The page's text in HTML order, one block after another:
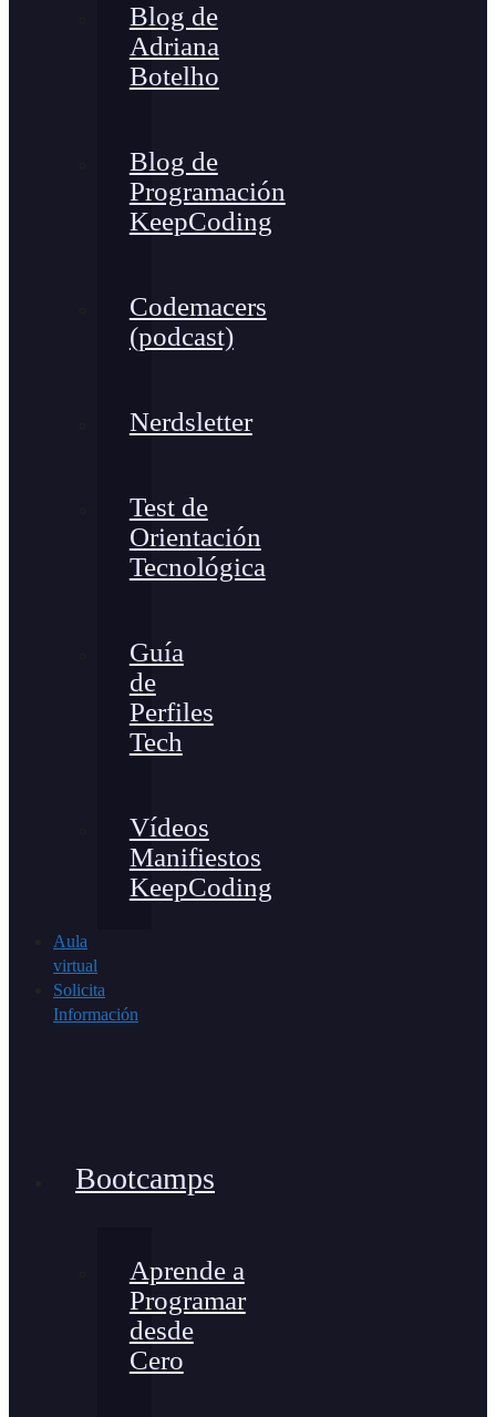
Blog de
Adriana
Botelho
Blog de
Programación
KeepCoding
Codemacers
(podcast)
Nerdsletter
Test de
Orientación
Tecnológica
Guía
de
Perfiles
Tech
Vídeos
Manifiestos
KeepCoding
Aula
virtual
Solicita
Información
Bootcamps
Aprende a
Programar
desde
Cero